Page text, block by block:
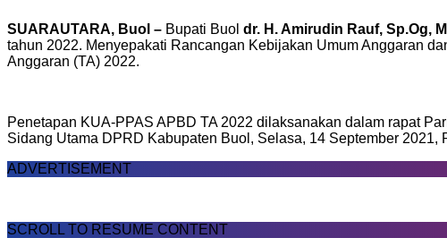
SUARAUTARA, Buol – Bupati Buol dr. H. Amirudin Rauf, Sp.Og,
tahun 2022. Menyepakati Rancangan Kebijakan Umum Anggaran
Anggaran (TA) 2022.
Penetapan KUA-PPAS APBD TA 2022 dilaksanakan dalam rapat
Sidang Utama DPRD Kabupaten Buol, Selasa, 14 September 2021,
ADVERTISEMENT
SCROLL TO RESUME CONTENT